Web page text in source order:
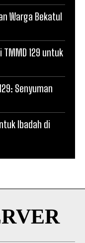
Warga Bekatul
129 untuk
Senyuman
Ibadah di